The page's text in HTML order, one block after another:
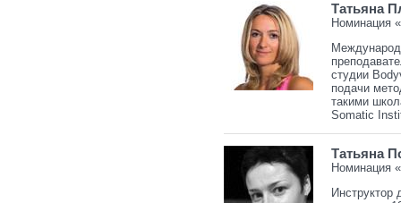
Татьяна
Номинация
студии
подачи
такими
Somatic
Татьяна
Номинация
Инструктор